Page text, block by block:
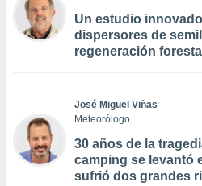
Un estudio
dispersores de
regeneración forestal
José Miguel Viñas
Meteorólogo
30 años de la
camping se levantó
sufrió dos grandes